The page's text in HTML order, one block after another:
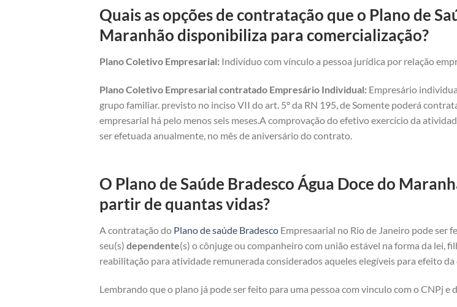
Quais as opções de contratação que o Plano de
Maranhão disponibiliza para comercialização?
Plano Coletivo Empresarial: Indivíduo com vínculo a pessoa jurídica por relação
Plano Coletivo Empresarial contratado Empresário Individual: Empresário
grupo familiar. previsto no inciso VII do art. 5º da RN 195, de Somente poderá
empresarial há pelo menos seis meses.A comprovação do efetivo exercício da
ser efetuada anualmente, no mês de aniversário do contrato.
O Plano de Saúde Bradesco Água Doce do
partir de quantas vidas?
A contratação do Plano de saúde Bradesco Empresaarial no Rio de Janeiro pode ser
seu(s) dependente(s) o cônjuge ou companheiro com união estável na forma da lei,
reabilitação para atividade remunerada considerados aqueles elegíveis para efeito
Lembrando que o plano já pode ser feito para uma pessoa com vinculo com o CNPj